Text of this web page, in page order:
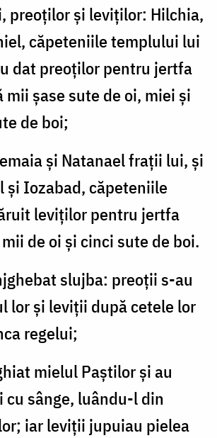
preoţilor şi leviţilor: Hilchia,
căpeteniile templului lui
dat preoţilor pentru jertfa
mii şase sute de oi, miei şi
de boi;
şi Natanael fraţii lui, şi
şi Iozabad, căpeteniile
leviţilor pentru jertfa
de oi şi cinci sute de boi.
slujba: preoţii s-au
lor şi leviţii după cetele lor
regelui;
mielul Paştilor şi au
sânge, luându-l din
iar leviţii jupuiau pielea